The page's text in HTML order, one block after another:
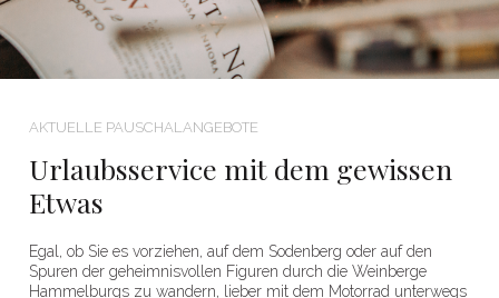
AKTUELLE PAUSCHALANGEBOTE
Urlaubsservice mit dem gewissen
Etwas
Egal, ob Sie es vorziehen, auf dem Sodenberg oder auf den
Spuren der geheimnisvollen Figuren durch die Weinberge
Hammelburgs zu wandern, lieber mit dem Motorrad unterwegs